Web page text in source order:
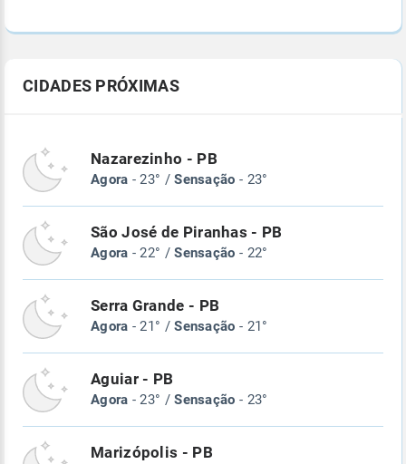
CIDADES PRÓXIMAS
Nazarezinho - PB
Agora - 23° /Sensação - 23°
São José de Piranhas - PB
Agora - 22° /Sensação - 22°
Serra Grande - PB
Agora - 21° /Sensação - 21°
Aguiar - PB
Agora - 23° /Sensação - 23°
Marizópolis - PB